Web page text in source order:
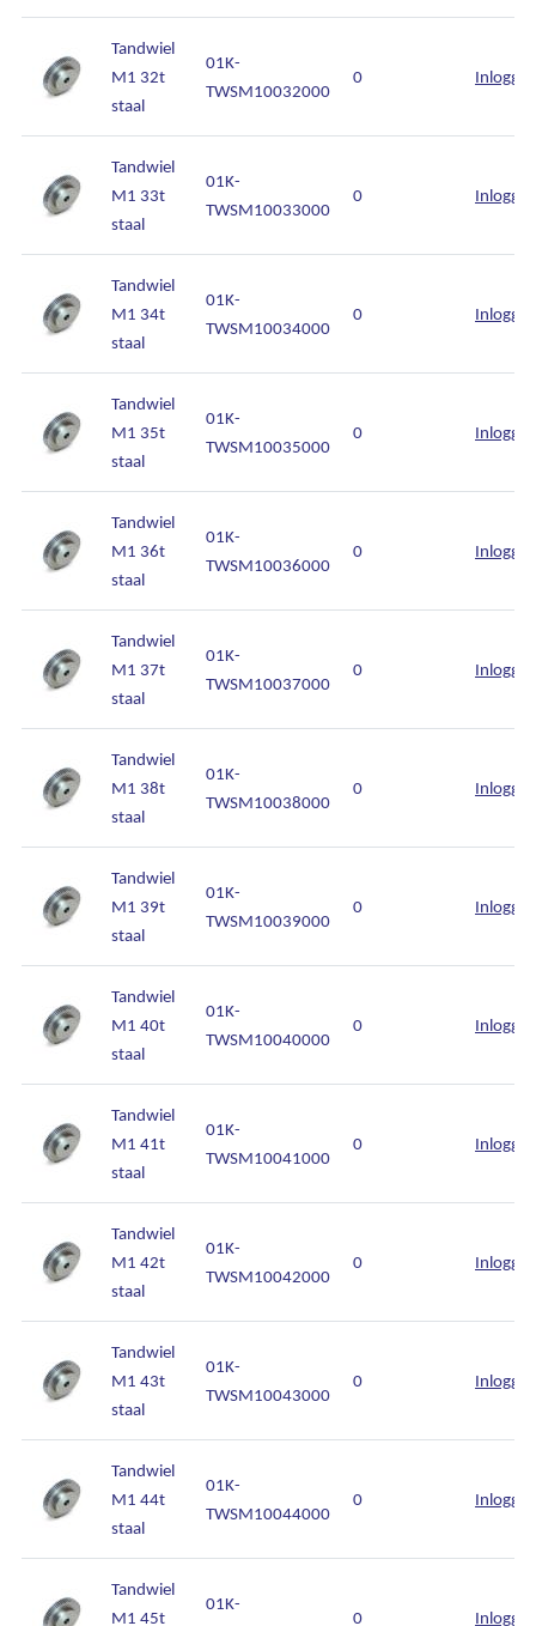
Ons assortiment
Onze merken
Onze diensten
Over Kalkhuis
Contact
Tandwiel
M1 32t
staal
01K-
TWSM10032000
0 Inloggen
Tandwiel
M1 33t
staal
01K-
TWSM10033000
0 Inloggen
Tandwiel
M1 34t
staal
01K-
TWSM10034000
0 Inloggen
Tandwiel
M1 35t
staal
01K-
TWSM10035000
0 Inloggen
Tandwiel
M1 36t
staal
01K-
TWSM10036000
0 Inloggen
Tandwiel
M1 37t
staal
01K-
TWSM10037000
0 Inloggen
Tandwiel
M1 38t
staal
01K-
TWSM10038000
0 Inloggen
Tandwiel
M1 39t
staal
01K-
TWSM10039000
0 Inloggen
Tandwiel
M1 40t
staal
01K-
TWSM10040000
0 Inloggen
Tandwiel
M1 41t
staal
01K-
TWSM10041000
0 Inloggen
Tandwiel
M1 42t
staal
01K-
TWSM10042000
0 Inloggen
Tandwiel
M1 43t
staal
01K-
TWSM10043000
0 Inloggen
Tandwiel
M1 44t
staal
01K-
TWSM10044000
0 Inloggen
Tandwiel
M1 45t
01K-
0 Inloggen